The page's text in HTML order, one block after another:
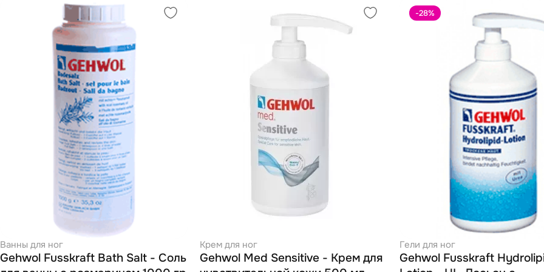
Ванны для ног
Gehwol Fusskraft Bath Salt - Соль
Крем для ног
Gehwol Med Sensitive - Крем для
-28%
Гели для ног
Gehwol Fusskraft